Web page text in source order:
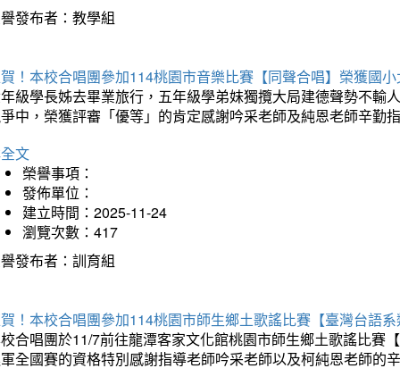
發布者：教學組
！本校合唱團參加114桃園市音樂比賽【同聲合唱】榮獲國
級學長姊去畢業旅行，五年級學弟妹獨攬大局建德聲勢不輸
中，榮獲評審「優等」的肯定感謝吟采老師及純恩老師辛勤
文
榮譽事項：
發佈單位：
建立時間：2025-11-24
瀏覽次數：417
發布者：訓育組
！本校合唱團參加114桃園市師生鄉土歌謠比賽【臺灣台語
合唱團於11/7前往龍潭客家文化館桃園市師生鄉土歌謠比賽
全國賽的資格特別感謝指導老師吟采老師以及柯純恩老師的